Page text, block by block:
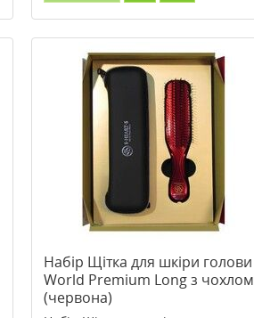
Набір Щітка для шкіри голови
World Premium Long з чохлом
(червона)